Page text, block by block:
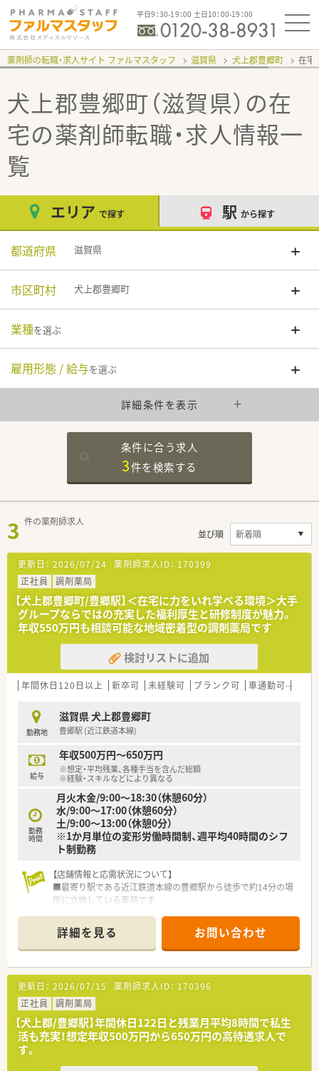
平日9：30-19：00 土日10：00-19：00
薬剤師の転職・求人サイト ファルマスタッフ 滋賀県 犬上郡豊郷町 在宅
犬上郡豊郷町（滋賀県）の在
宅の薬剤師転職・求人情報一
覧
エリア で探す 駅 から探す
都道府県 滋賀県
市区町村 犬上郡豊郷町
業種を選ぶ
雇用形態 / 給与を選ぶ
詳細条件を表示
条件に合う求人
3件を検索する
3 件の薬剤師求人
並び順
更新日： 2026/07/24 薬剤師求人ID： 170399
正社員
調剤薬局
【犬上郡豊郷町/豊郷駅】＜在宅に力をいれ学べる環境＞大手
グループならではの充実した福利厚生と研修制度が魅力。
年収550万円も相談可能な地域密着型の調剤薬局です
検討リストに追加
年間休日120日以上 新卒可 未経験可 ブランク可 車通勤可
勤務地
滋賀県 犬上郡豊郷町
豊郷駅 (近江鉄道本線)
給与
年収500万円～650万円
※想定・平均残業、各種手当を含んだ総額
※経験・スキルなどにより異なる
勤務
時間
月火木金/9:00〜18:30（休憩60分）
水/9:00〜17:00（休憩60分）
土/9:00〜13:00（休憩0分）
※1か月単位の変形労働時間制、週平均40時間のシフ
ト制勤務
【店舗情報と応需状況について】
■最寄り駅である近江鉄道本線の豊郷駅から徒歩で約14分の場
所に立地している薬局です
平均で約100枚応需しています
■薬剤師は常勤3名とパート2名、事務員は常勤2名とパート2名
が在籍し協力し合える体制です
【募集背景と求める人物像について】
■今回は体制強化のための欠員補充となり、地域医療に貢献いた
だける新たな仲間を募集しています
■患者様一人ひとりに寄り添いながら、丁寧で温かみのあるコミ
ュニケーションが取れる方を求めています
■チームワークを尊重し、他のスタッフと積極的に連携しながら
詳細を見る お問い合わせ
更新日： 2026/07/15 薬剤師求人ID： 170396
正社員
調剤薬局
【犬上郡/豊郷駅】年間休日122日と残業月平均8時間で私生
活も充実！想定年収500万円から650万円の高待遇求人で
す。